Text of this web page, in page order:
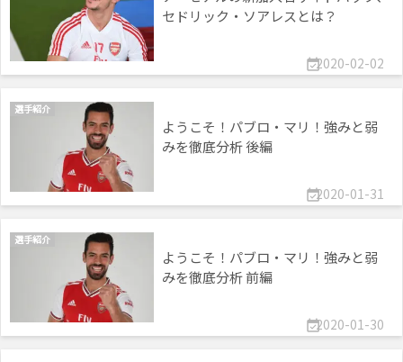
2020-02-02
セドリック・ソアレスとは？
2020-01-31
選手紹介
ようこそ！パブロ・マリ！強みと弱
みを徹底分析 後編
2020-01-30
選手紹介
ようこそ！パブロ・マリ！強みと弱
みを徹底分析 前編